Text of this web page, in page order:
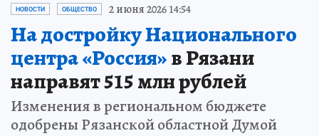
НОВОСТИ ОБЩЕСТВО 2 июня 2026 14:54
На достройку Национального
центра «Россия»в Рязани
направят 515 млн рублей
Изменения в региональном бюджете
одобрены Рязанской областной Думой